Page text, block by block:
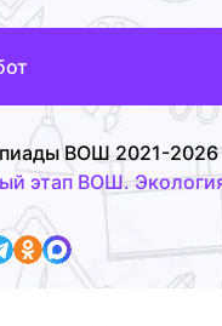
ВОШ 2021-2026
этап ВОШ.